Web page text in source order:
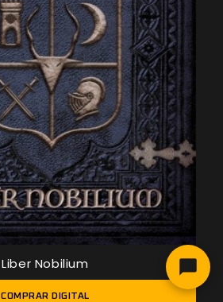
Liber Nobilium
COMPRAR DIGITAL